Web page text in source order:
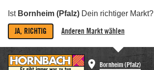
Ist Bornheim (Pfalz) Dein richtiger Markt?
JA, RICHTIG Anderen Markt wählen
Bornheim (Pfalz)